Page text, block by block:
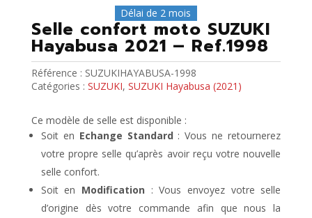
Délai de 2 mois
Selle confort moto SUZUKI
Hayabusa 2021 – Ref.1998
Référence : SUZUKIHAYABUSA-1998
Catégories : SUZUKI, SUZUKI Hayabusa (2021)
Ce modèle de selle est disponible :
Soit en Echange Standard : Vous ne retournerez
votre propre selle qu’après avoir reçu votre nouvelle
selle confort.
Soit en Modification : Vous envoyez votre selle
d’origine dès votre commande afin que nous la